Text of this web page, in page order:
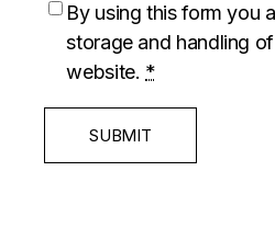
By using this form you
storage and handling
website. *
SUBMIT